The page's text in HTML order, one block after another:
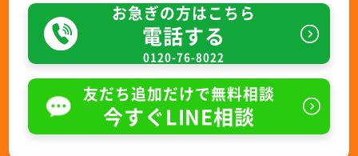
お急ぎの方はこちら
電話する
0120-76-8022
友だち追加だけで無料相談
今すぐLINE相談